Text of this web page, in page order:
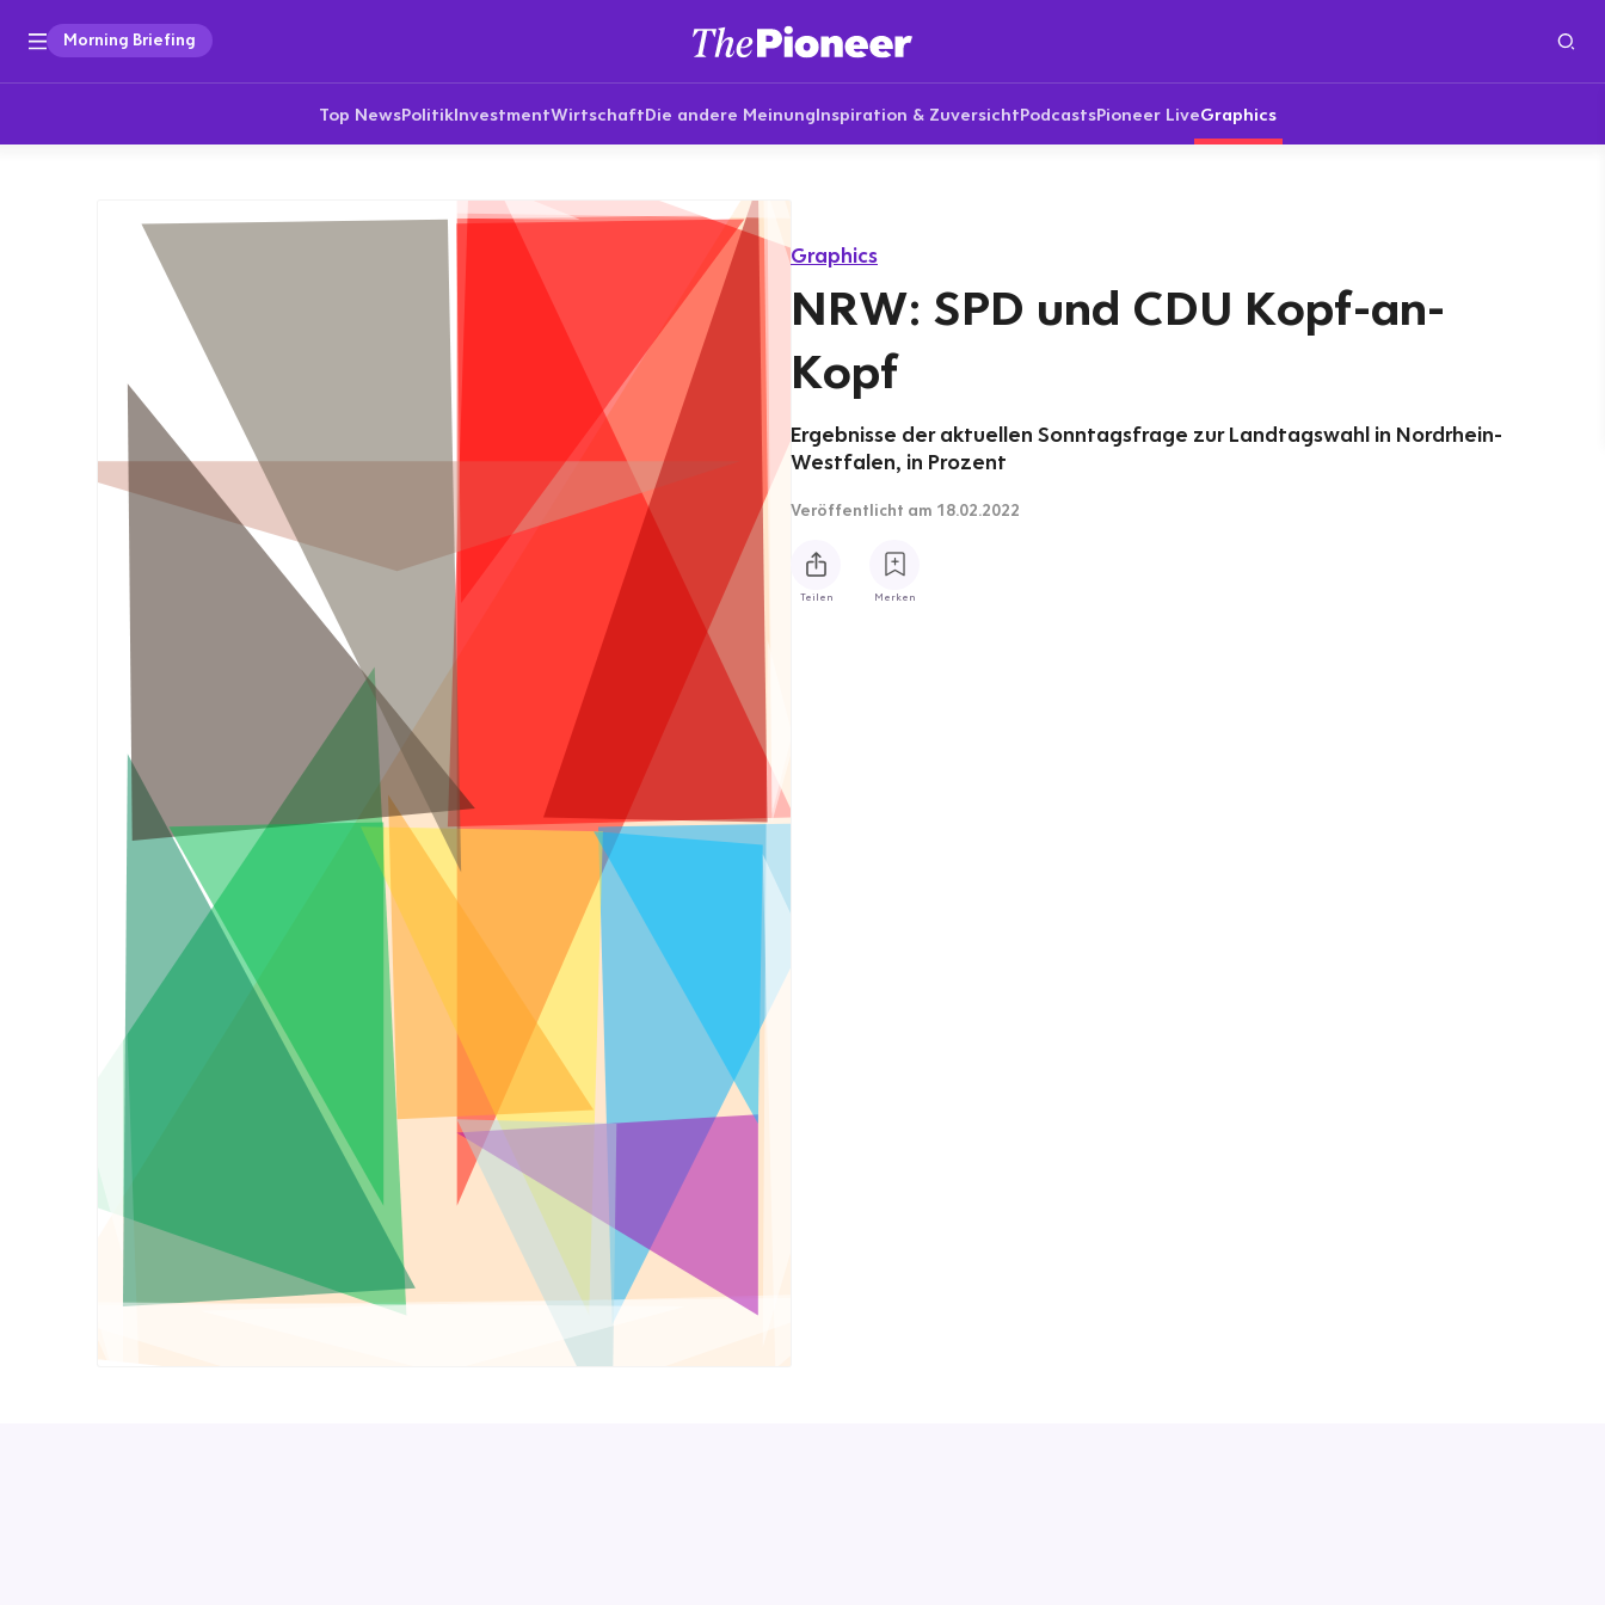
Morning Briefing
Top NewsPolitikInvestmentWirtschaftDie andere MeinungInspiration & ZuversichtPodcastsPioneer LiveGraphics
Graphics
NRW: SPD und CDU Kopf-an-
Kopf
Ergebnisse der aktuellen Sonntagsfrage zur Landtagswahl in Nordrhein-
Westfalen, in Prozent
Veröffentlicht am 18.02.2022
Teilen Merken